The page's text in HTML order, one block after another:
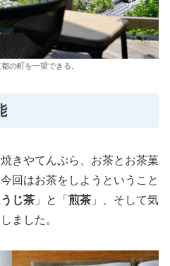
の町を一望できる。
きやてんぷら、お茶とお茶菓
回はお茶をしようということ
じ茶 」と「 煎茶 」、そして気
ました。